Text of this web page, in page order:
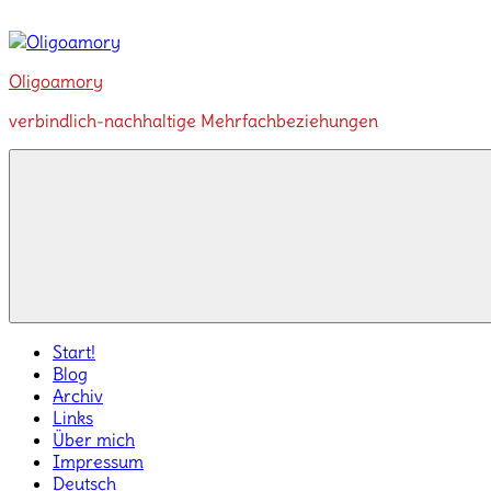
Inhalt
Oligoamory
verbindlich-nachhaltige Mehrfachbeziehungen
Start!
Blog
Archiv
Links
Über mich
Impressum
Deutsch